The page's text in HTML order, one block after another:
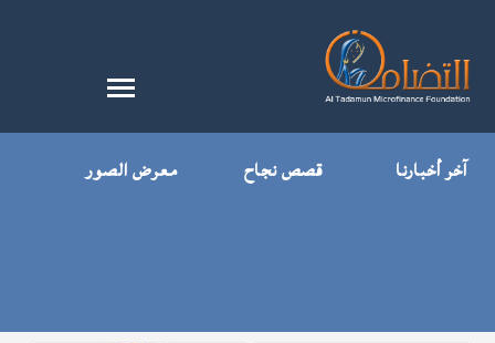
آخر أخبارنا قصص نجاح معرض الصور